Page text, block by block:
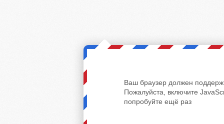
Ваш браузер должен
Пожалуйста, включите
попробуйте ещё раз